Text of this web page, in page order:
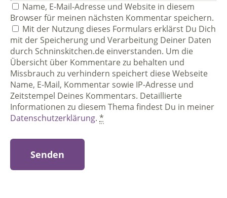
Name, E-Mail-Adresse und Website in diesem
Browser für meinen nächsten Kommentar speichern.
Mit der Nutzung dieses Formulars erklärst Du Dich
mit der Speicherung und Verarbeitung Deiner Daten
durch Schninskitchen.de einverstanden. Um die
Übersicht über Kommentare zu behalten und
Missbrauch zu verhindern speichert diese Webseite
Name, E-Mail, Kommentar sowie IP-Adresse und
Zeitstempel Deines Kommentars. Detaillierte
Informationen zu diesem Thema findest Du in meiner
Datenschutzerklärung. *